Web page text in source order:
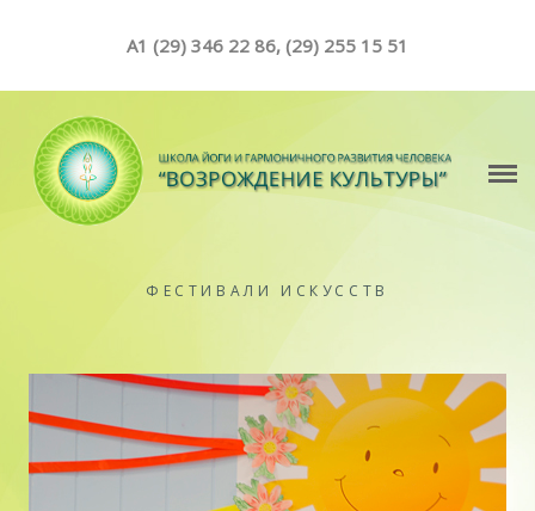
A1 (29) 346 22 86, (29) 255 15 51
О ШКОЛЕ
СОБЫТИЯ
СТОИМОСТЬ
ОТДЕЛЕНИЯ ШКОЛЫ
ФЕСТИВАЛИ ИСКУССТВ